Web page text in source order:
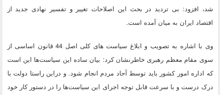
شد، افزود: بی تردید در بحث این اصلاحات تغییر و تفسیر نهادی جدید از
اقتصاد ایران به میان آمده است.
وی با اشاره به تصویب و ابلاغ سیاست های کلی اصل 44 قانون اساسی از
سوی مقام معظم رهبری خاطرنشان کرد: بیان ساده این سیاست‌ها این است
که اداره امور کشور باید توسط آحاد مردم انجام شود. و دراین راستا دولت با
درک درست و با سرعت قابل توجه اجرای این سیاست‌ها را در دستور کار خود